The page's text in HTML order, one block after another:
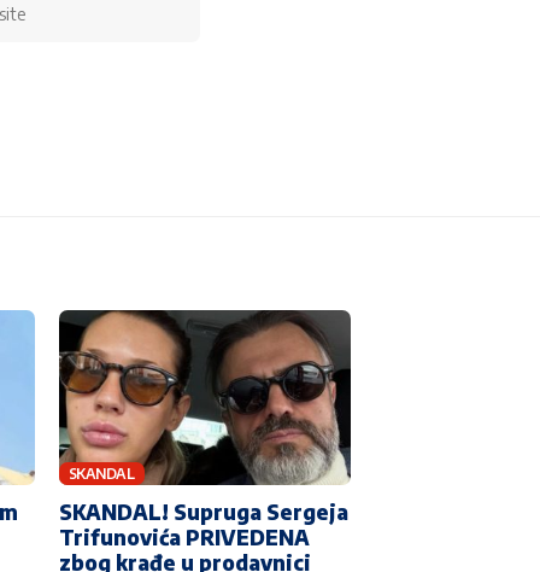
SKANDAL
SKANDAL! Supruga Sergeja
Trifunovića PRIVEDENA
zbog krađe u prodavnici